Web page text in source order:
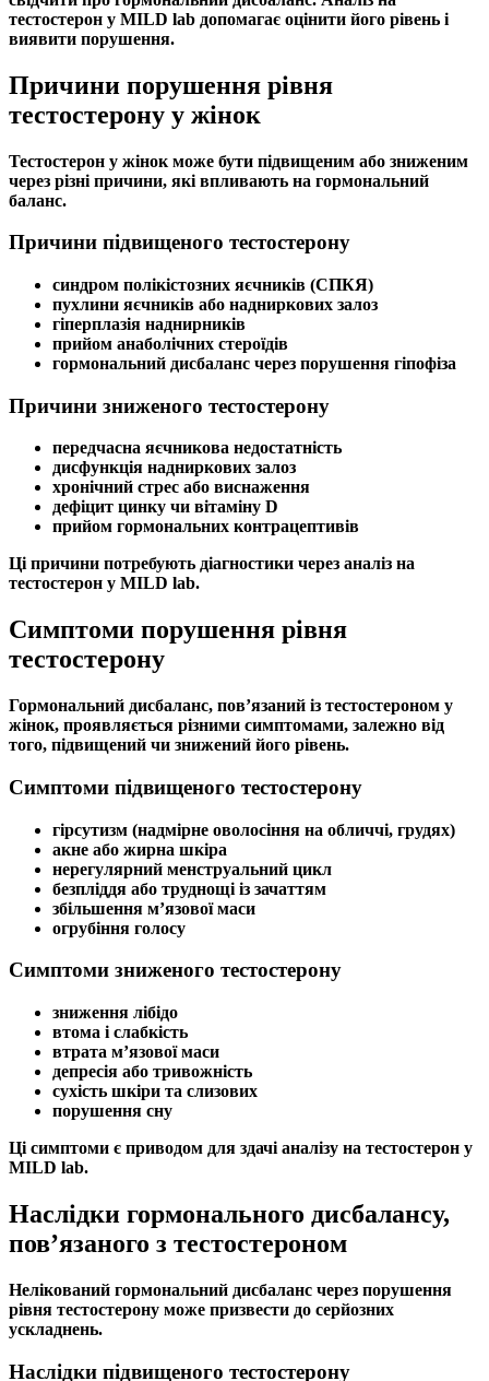
тестостерон у MILD lab допомагає оцінити його рівень і
виявити порушення.
Причини порушення рівня
тестостерону у жінок
Тестостерон у жінок може бути підвищеним або зниженим
через різні причини, які впливають на гормональний
баланс.
Причини підвищеного тестостерону
синдром полікістозних яєчників (СПКЯ)
пухлини яєчників або надниркових залоз
гіперплазія наднирників
прийом анаболічних стероїдів
гормональний дисбаланс через порушення гіпофіза
Причини зниженого тестостерону
передчасна яєчникова недостатність
дисфункція надниркових залоз
хронічний стрес або виснаження
дефіцит цинку чи вітаміну D
прийом гормональних контрацептивів
Ці причини потребують діагностики через аналіз на
тестостерон у MILD lab.
Симптоми порушення рівня
тестостерону
Гормональний дисбаланс, пов’язаний із тестостероном у
жінок, проявляється різними симптомами, залежно від
того, підвищений чи знижений його рівень.
Симптоми підвищеного тестостерону
гірсутизм (надмірне оволосіння на обличчі, грудях)
акне або жирна шкіра
нерегулярний менструальний цикл
безпліддя або труднощі із зачаттям
збільшення м’язової маси
огрубіння голосу
Симптоми зниженого тестостерону
зниження лібідо
втома і слабкість
втрата м’язової маси
депресія або тривожність
сухість шкіри та слизових
порушення сну
Ці симптоми є приводом для здачі аналізу на тестостерон у
MILD lab.
Наслідки гормонального дисбалансу,
пов’язаного з тестостероном
Нелікований гормональний дисбаланс через порушення
рівня тестостерону може призвести до серйозних
ускладнень.
Наслідки підвищеного тестостерону